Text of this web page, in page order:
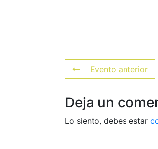
Evento anterior
Deja un
Lo siento, debes estar